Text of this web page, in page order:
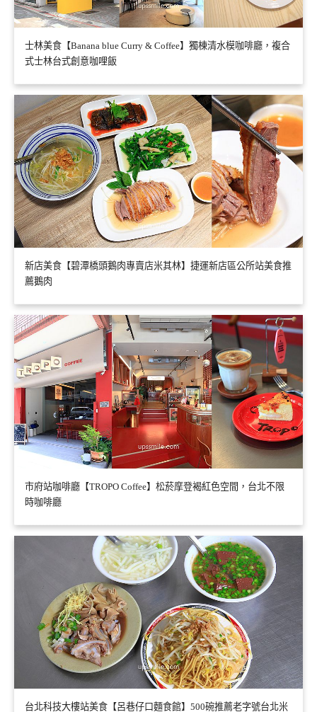
士林美食【Banana blue Curry & Coffee】獨棟清水模咖啡廳，複合
式士林台式創意咖哩飯
新店美食【碧潭橋頭鵝肉專賣店米其林】捷運新店區公所站美食推
薦鵝肉
市府站咖啡廳【TROPO Coffee】松菸摩登褐紅色空間，台北不限
時咖啡廳
台北科技大樓站美食【呂巷仔口麵食館】500碗推薦老字號台北米